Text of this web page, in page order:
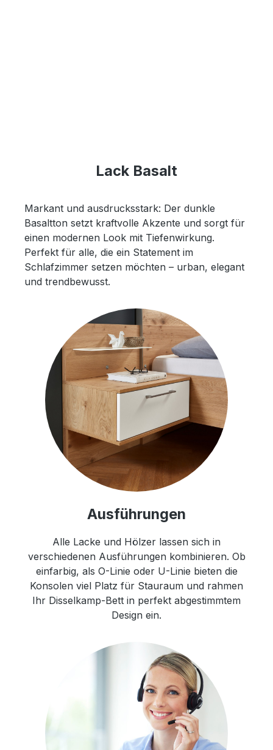
Lack Basalt
Markant und ausdrucksstark: Der dunkle
Basaltton setzt kraftvolle Akzente und sorgt für
einen modernen Look mit Tiefenwirkung.
Perfekt für alle, die ein Statement im
Schlafzimmer setzen möchten – urban, elegant
und trendbewusst.
Ausführungen
Alle Lacke und Hölzer lassen sich in
verschiedenen Ausführungen kombinieren. Ob
einfarbig, als O-Linie oder U-Linie bieten die
Konsolen viel Platz für Stauraum und rahmen
Ihr Disselkamp-Bett in perfekt abgestimmtem
Design ein.